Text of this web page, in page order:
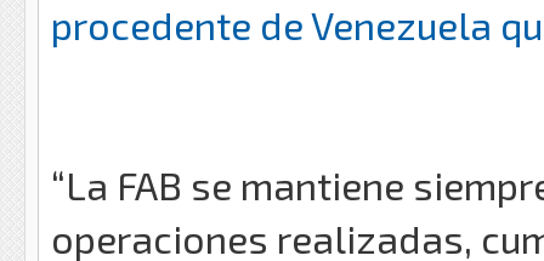
procedente de Venezuela
“La FAB se mantiene
operaciones realizadas,